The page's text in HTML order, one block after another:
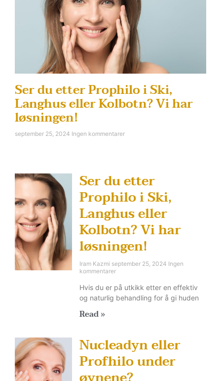
Ser du etter Prophilo i Ski,
Langhus eller Kolbotn? Vi har
løsningen!
september 25, 2024 Ingen kommentarer
Ser du etter
Prophilo i Ski,
Langhus eller
Kolbotn? Vi har
løsningen!
Iram Kazmi september 25, 2024 Ingen
kommentarer
Hvis du er på utkikk etter en effektiv
og naturlig behandling for å gi huden
Read »
Nucleadyn eller
Profhilo under